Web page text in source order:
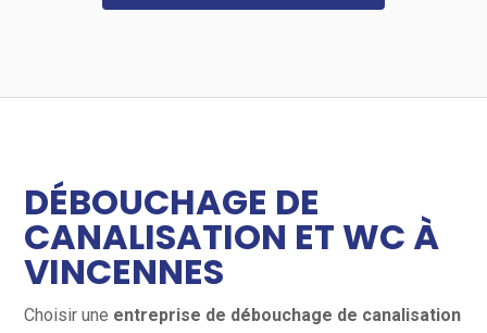
DÉBOUCHAGE DE
CANALISATION ET WC À
VINCENNES
Choisir une entreprise de débouchage de canalisation